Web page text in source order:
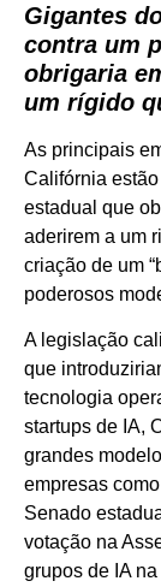
Gigantes
contra um
obrigaria
um rígido
As principais
Califórnia
estadual que
aderirem a um
criação de um
poderosos
A legislação
que
tecnologia
startups de IA,
grandes
empresas
Senado
votação na
grupos de IA